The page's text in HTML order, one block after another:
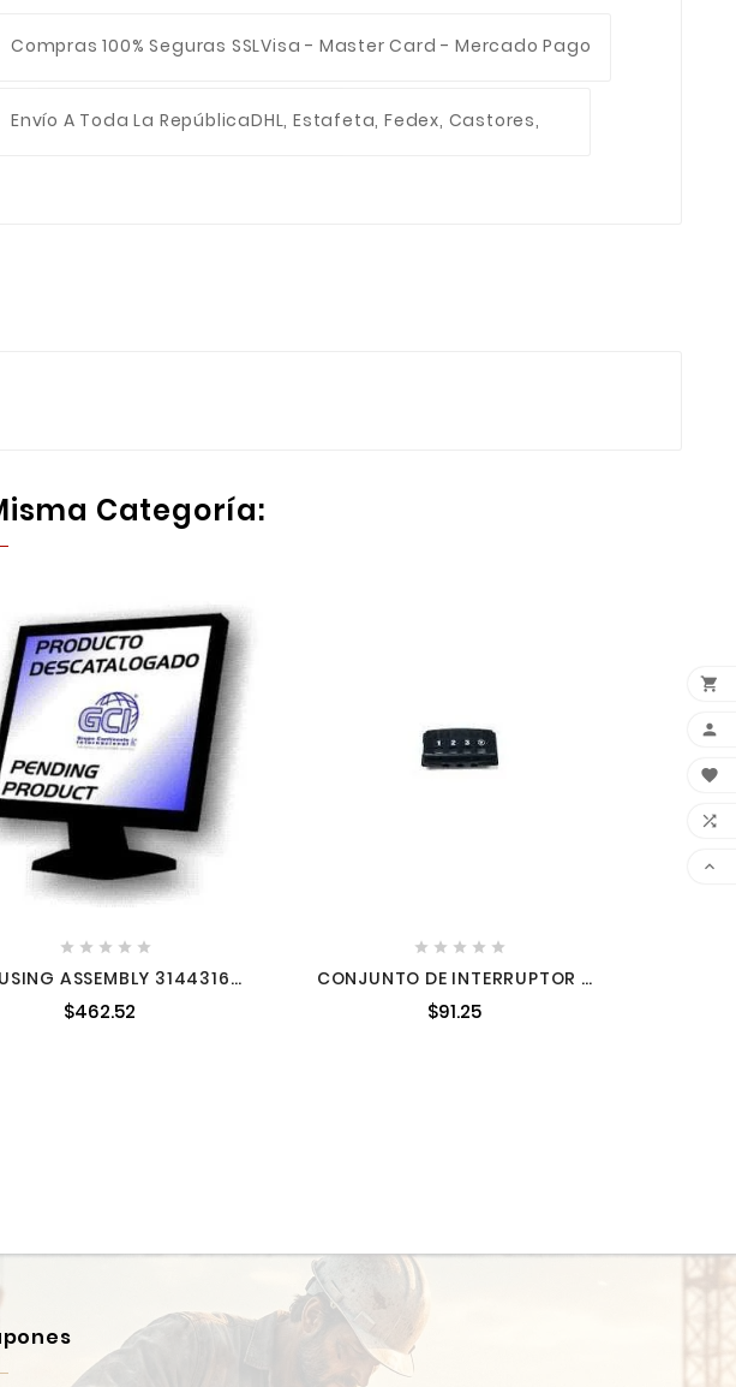
Compras 100% Seguras SSLVisa - Master Card - Mercado Pago
Envío A Toda La RepúblicaDHL, Estafeta, Fedex, Castores,
Categoría:
    
ASSEMBLY 31443160
$462.52
    
CONJUNTO DE INTERRUPTOR DE
$91.25




